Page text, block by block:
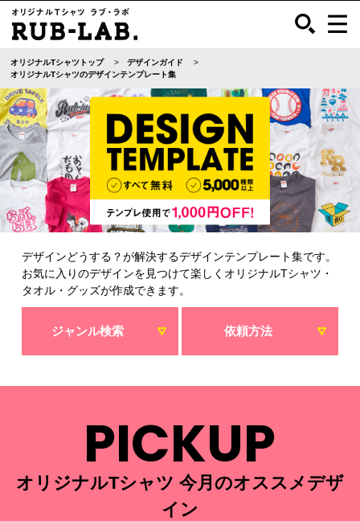
オリジナルTシャツトップ
デザインガイド
オリジナルTシャツのデザインテンプレート集
デザインどうする？が解決するデザインテンプレート集です。
お気に入りのデザインを見つけて楽しくオリジナルTシャツ・
タオル・グッズが作成できます。
ジャンル検索 依頼方法
PICKUP
オリジナルTシャツ 今月のオススメデザ
イン